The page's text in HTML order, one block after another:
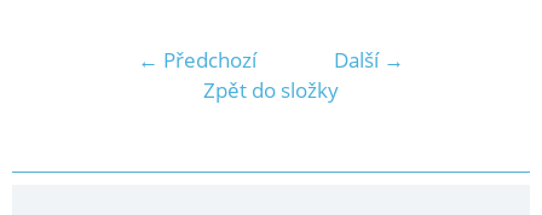
← Předchozí
Další →
Zpět do složky